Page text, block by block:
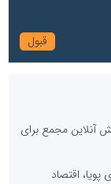
رأی؛ پخش آنلاین مجمع برای
اقتصاد